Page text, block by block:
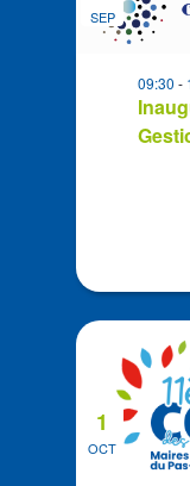
date
events
Photo
View
SEP
09:30-
OCT
1